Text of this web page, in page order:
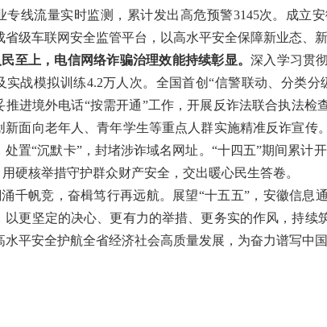
专线流量实时监测，累计发出高危预警3145次。
成立
省级车联网安全监管平台， 以高水平安全保障新业态、
至上，电信网络诈骗治理效能持续彰显。深入学习贯
实战模拟训练4.2万人次。 全国首创“信警联动、分类分
推进境外电话“按需开通”工作，开展 反诈法联合执法检
新面向老年人、青年学生等重点人群实施精准反诈宣传
处置“沉默卡”，封堵涉诈域名网址。“十四五”期间累计
硬核举措守护群众财产安全，交出暖心民生答卷。
涌千帆竞，奋楫笃行再远航。展望“十五五”，安徽信息
以更坚定的决心、更有力的举措、更务实的作风，持续
水平安全护航全省经济社会高质量发展，为奋力谱写中